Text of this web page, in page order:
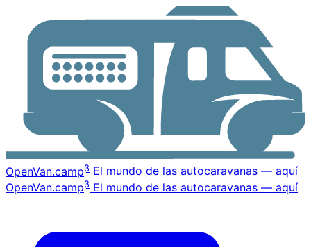
OpenVan.campβ El mundo de las autocaravanas — aquí
OpenVan.campβ El mundo de las autocaravanas — aquí